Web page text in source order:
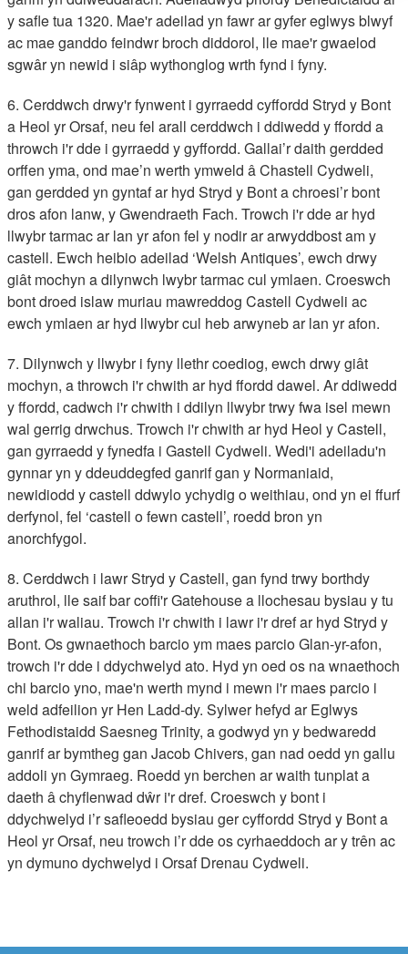
y safle tua 1320. Mae'r adeilad yn fawr ar gyfer eglwys blwyf
ac mae ganddo feindwr broch diddorol, lle mae'r gwaelod
sgwâr yn newid i siâp wythonglog wrth fynd i fyny.
6. Cerddwch drwy'r fynwent i gyrraedd cyffordd Stryd y Bont
a Heol yr Orsaf, neu fel arall cerddwch i ddiwedd y ffordd a
throwch i'r dde i gyrraedd y gyffordd. Gallai’r daith gerdded
orffen yma, ond mae’n werth ymweld â Chastell Cydweli,
gan gerdded yn gyntaf ar hyd Stryd y Bont a chroesi’r bont
dros afon lanw, y Gwendraeth Fach. Trowch i'r dde ar hyd
llwybr tarmac ar lan yr afon fel y nodir ar arwyddbost am y
castell. Ewch heibio adeilad ‘Welsh Antiques’, ewch drwy
giât mochyn a dilynwch lwybr tarmac cul ymlaen. Croeswch
bont droed islaw muriau mawreddog Castell Cydweli ac
ewch ymlaen ar hyd llwybr cul heb arwyneb ar lan yr afon.
7. Dilynwch y llwybr i fyny llethr coediog, ewch drwy giât
mochyn, a throwch i'r chwith ar hyd ffordd dawel. Ar ddiwedd
y ffordd, cadwch i'r chwith i ddilyn llwybr trwy fwa isel mewn
wal gerrig drwchus. Trowch i'r chwith ar hyd Heol y Castell,
gan gyrraedd y fynedfa i Gastell Cydweli. Wedi'i adeiladu'n
gynnar yn y ddeuddegfed ganrif gan y Normaniaid,
newidiodd y castell ddwylo ychydig o weithiau, ond yn ei ffurf
derfynol, fel ‘castell o fewn castell’, roedd bron yn
anorchfygol.
8. Cerddwch i lawr Stryd y Castell, gan fynd trwy borthdy
aruthrol, lle saif bar coffi'r Gatehouse a llochesau bysiau y tu
allan i'r waliau. Trowch i'r chwith i lawr i'r dref ar hyd Stryd y
Bont. Os gwnaethoch barcio ym maes parcio Glan-yr-afon,
trowch i'r dde i ddychwelyd ato. Hyd yn oed os na wnaethoch
chi barcio yno, mae'n werth mynd i mewn i'r maes parcio i
weld adfeilion yr Hen Ladd-dy. Sylwer hefyd ar Eglwys
Fethodistaidd Saesneg Trinity, a godwyd yn y bedwaredd
ganrif ar bymtheg gan Jacob Chivers, gan nad oedd yn gallu
addoli yn Gymraeg. Roedd yn berchen ar waith tunplat a
daeth â chyflenwad dŵr i'r dref. Croeswch y bont i
ddychwelyd i’r safleoedd bysiau ger cyffordd Stryd y Bont a
Heol yr Orsaf, neu trowch i’r dde os cyrhaeddoch ar y trên ac
yn dymuno dychwelyd i Orsaf Drenau Cydweli.